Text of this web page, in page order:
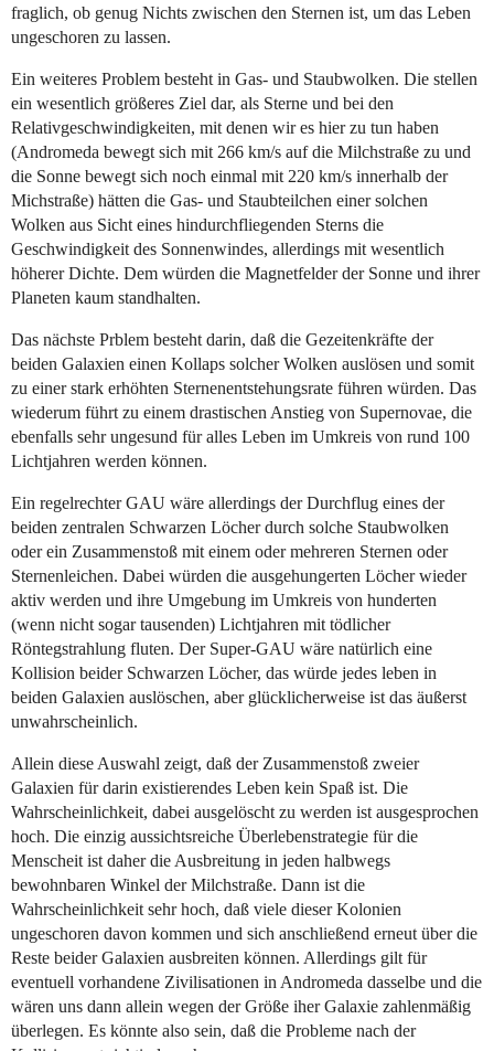
fraglich, ob genug Nichts zwischen den Sternen ist, um das Leben
ungeschoren zu lassen.
Ein weiteres Problem besteht in Gas- und Staubwolken. Die stellen
ein wesentlich größeres Ziel dar, als Sterne und bei den
Relativgeschwindigkeiten, mit denen wir es hier zu tun haben
(Andromeda bewegt sich mit 266 km/s auf die Milchstraße zu und
die Sonne bewegt sich noch einmal mit 220 km/s innerhalb der
Michstraße) hätten die Gas- und Staubteilchen einer solchen
Wolken aus Sicht eines hindurchfliegenden Sterns die
Geschwindigkeit des Sonnenwindes, allerdings mit wesentlich
höherer Dichte. Dem würden die Magnetfelder der Sonne und ihrer
Planeten kaum standhalten.
Das nächste Prblem besteht darin, daß die Gezeitenkräfte der
beiden Galaxien einen Kollaps solcher Wolken auslösen und somit
zu einer stark erhöhten Sternenentstehungsrate führen würden. Das
wiederum führt zu einem drastischen Anstieg von Supernovae, die
ebenfalls sehr ungesund für alles Leben im Umkreis von rund 100
Lichtjahren werden können.
Ein regelrechter GAU wäre allerdings der Durchflug eines der
beiden zentralen Schwarzen Löcher durch solche Staubwolken
oder ein Zusammenstoß mit einem oder mehreren Sternen oder
Sternenleichen. Dabei würden die ausgehungerten Löcher wieder
aktiv werden und ihre Umgebung im Umkreis von hunderten
(wenn nicht sogar tausenden) Lichtjahren mit tödlicher
Röntegstrahlung fluten. Der Super-GAU wäre natürlich eine
Kollision beider Schwarzen Löcher, das würde jedes leben in
beiden Galaxien auslöschen, aber glücklicherweise ist das äußerst
unwahrscheinlich.
Allein diese Auswahl zeigt, daß der Zusammenstoß zweier
Galaxien für darin existierendes Leben kein Spaß ist. Die
Wahrscheinlichkeit, dabei ausgelöscht zu werden ist ausgesprochen
hoch. Die einzig aussichtsreiche Überlebenstrategie für die
Menscheit ist daher die Ausbreitung in jeden halbwegs
bewohnbaren Winkel der Milchstraße. Dann ist die
Wahrscheinlichkeit sehr hoch, daß viele dieser Kolonien
ungeschoren davon kommen und sich anschließend erneut über die
Reste beider Galaxien ausbreiten können. Allerdings gilt für
eventuell vorhandene Zivilisationen in Andromeda dasselbe und die
wären uns dann allein wegen der Größe iher Galaxie zahlenmäßig
überlegen. Es könnte also sein, daß die Probleme nach der